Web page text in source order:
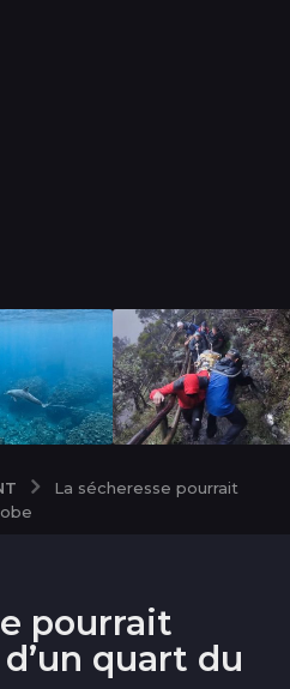
La sécheresse pourrait
pourrait
quart du